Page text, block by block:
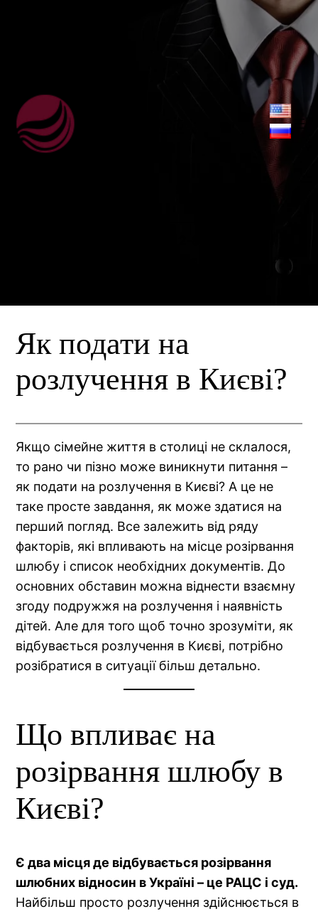
Як подати на
розлучення в Києві?
Якщо сімейне життя в столиці не склалося,
то рано чи пізно може виникнути питання –
як подати на розлучення в Києві? А це не
таке просте завдання, як може здатися на
перший погляд. Все залежить від ряду
факторів, які впливають на місце розірвання
шлюбу і список необхідних документів. До
основних обставин можна віднести взаємну
згоду подружжя на розлучення і наявність
дітей. Але для того щоб точно зрозуміти, як
відбувається розлучення в Києві, потрібно
розібратися в ситуації більш детально.
Що впливає на
розірвання шлюбу в
Києві?
Є два місця де відбувається розірвання
шлюбних відносин в Україні – це РАЦС і суд.
Найбільш просто розлучення здійснюється в